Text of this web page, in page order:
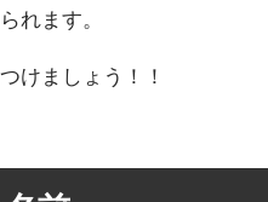
れます。
けましょう！！